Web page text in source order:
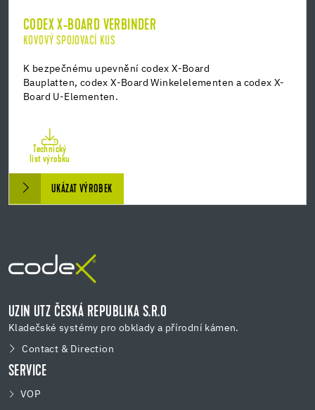
CODEX X-BOARD VERBINDER
KOVOVÝ SPOJOVACÍ KUS
K bezpečnému upevnění codex X-Board
Bauplatten, codex X-Board Winkelelementen a codex X-
Board U-Elementen.
Technický
list výrobku
UKÁZAT VÝROBEK
UZIN UTZ ČESKÁ REPUBLIKA S.R.O
Kladečské systémy pro obklady a přírodní kámen.
Contact & Direction
SERVICE
VOP